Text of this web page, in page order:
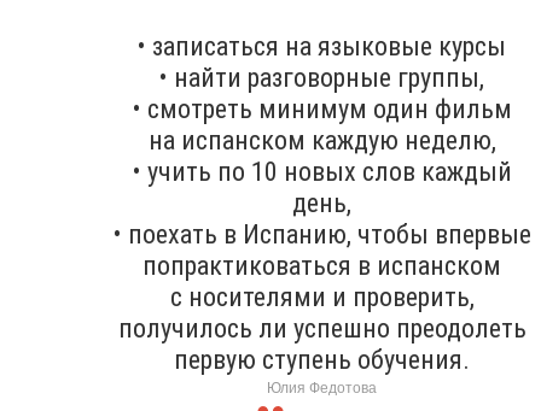
• записаться на языковые курсы
• найти разговорные группы,
• смотреть минимум один фильм
на испанском каждую неделю,
• учить по 10 новых слов каждый
день,
• поехать в Испанию, чтобы впервые
попрактиковаться в испанском
с носителями и проверить,
получилось ли успешно преодолеть
первую ступень обучения.
Юлия Федотова